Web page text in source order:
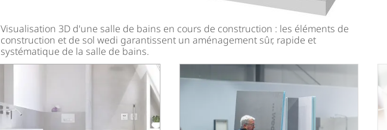
Visualisation 3D d'une salle de bains en cours de construction : les éléments de
construction et de sol wedi garantissent un aménagement sûr, rapide et
systématique de la salle de bains.